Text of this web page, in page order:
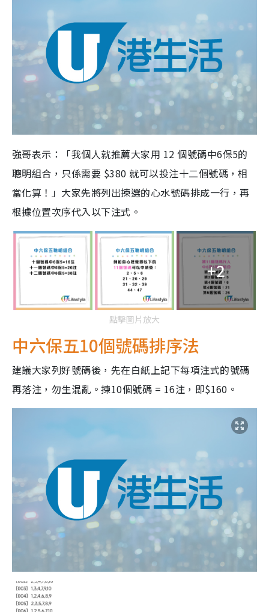
強哥表示：「我個人就推薦大家用 12 個號碼中6保5的
聰明組合，只係需要 $380 就可以投注十二個號碼，相
當化算！」大家先將列出揀選的心水號碼排成一行，再
根據位置次序代入以下注式。
+2
點擊圖片放大
中六保五10個號碼排序法
建議大家列好號碼後，先在白紙上記下每項注式的號碼
再落注，勿生混亂。揀10個號碼 = 16注，即$160。